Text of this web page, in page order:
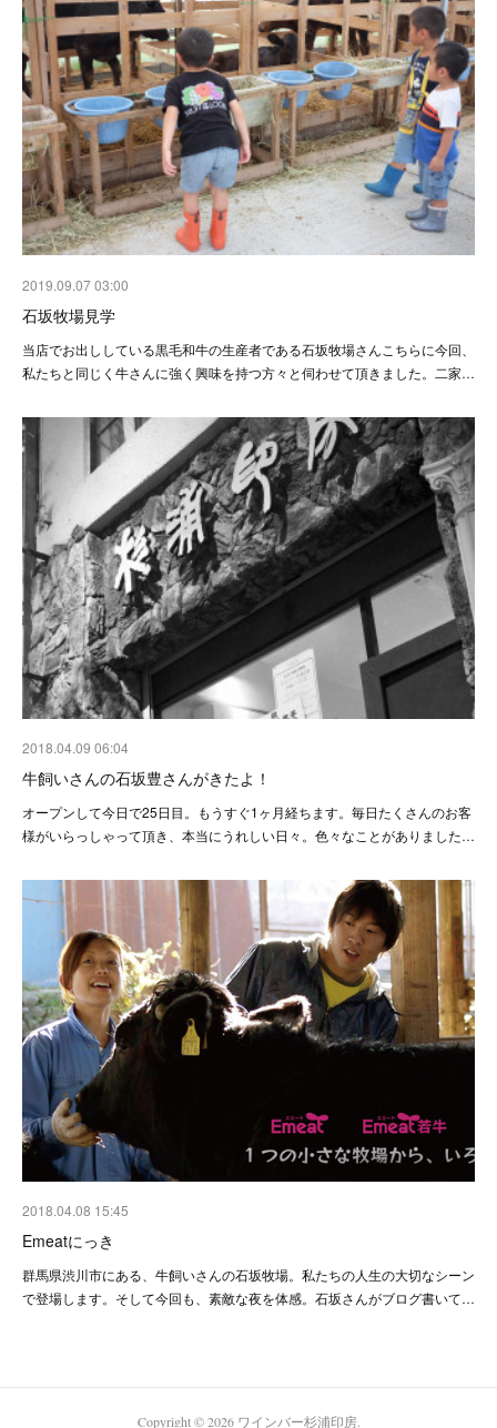
2019.09.07 03:00
石坂牧場見学
当店でお出ししている黒毛和牛の生産者である石坂牧場さんこちらに今回、
私たちと同じく牛さんに強く興味を持つ方々と伺わせて頂きました。二家…
2018.04.09 06:04
牛飼いさんの石坂豊さんがきたよ！
オープンして今日で25日目。もうすぐ1ヶ月経ちます。毎日たくさんのお客
様がいらっしゃって頂き、本当にうれしい日々。色々なことがありました…
2018.04.08 15:45
Emeatにっき
群馬県渋川市にある、牛飼いさんの石坂牧場。私たちの人生の大切なシーン
で登場します。そして今回も、素敵な夜を体感。石坂さんがブログ書いて…
Copyright ©2026 ワインバー杉浦印房.